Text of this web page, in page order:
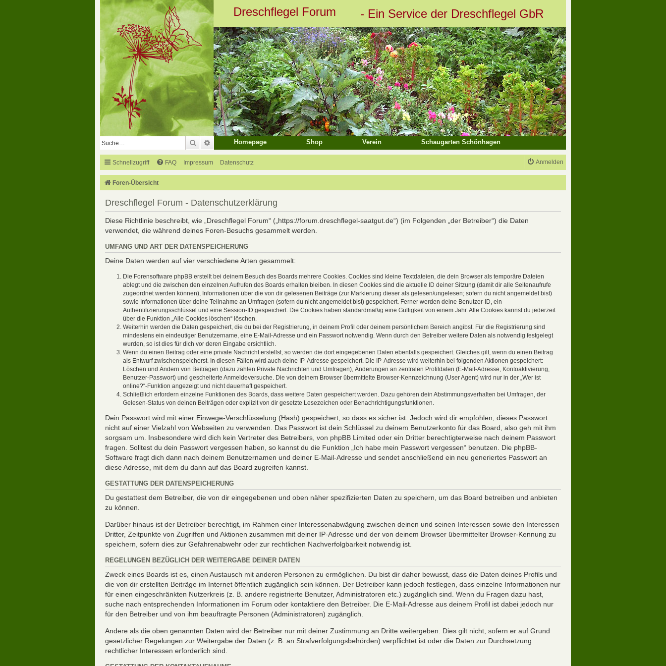
Dreschflegel Forum - Ein Service der Dreschflegel GbR
Suche Erweiterte Suche
Homepage Shop Verein Schaugarten Schönhagen
Schnellzugriff FAQ Impressum Datenschutz Anmelden
Foren-Übersicht
Dreschflegel Forum - Datenschutzerklärung
Diese Richtlinie beschreibt, wie „Dreschflegel Forum“ („https://forum.dreschflegel-saatgut.de“) (im Folgenden „der Betreiber“) die Daten
verwendet, die während deines Foren-Besuchs gesammelt werden.
UMFANG UND ART DER DATENSPEICHERUNG
Deine Daten werden auf vier verschiedene Arten gesammelt:
Die Forensoftware phpBB erstellt bei deinem Besuch des Boards mehrere Cookies. Cookies sind kleine Textdateien, die dein Browser als temporäre Dateien
ablegt und die zwischen den einzelnen Aufrufen des Boards erhalten bleiben. In diesen Cookies sind die aktuelle ID deiner Sitzung (damit dir alle Seitenaufrufe
zugeordnet werden können), Informationen über die von dir gelesenen Beiträge (zur Markierung dieser als gelesen/ungelesen; sofern du nicht angemeldet bist)
sowie Informationen über deine Teilnahme an Umfragen (sofern du nicht angemeldet bist) gespeichert. Ferner werden deine Benutzer-ID, ein
Authentifizierungsschlüssel und eine Session-ID gespeichert. Die Cookies haben standardmäßig eine Gültigkeit von einem Jahr. Alle Cookies kannst du jederzeit
über die Funktion „Alle Cookies löschen“ löschen.
Weiterhin werden die Daten gespeichert, die du bei der Registrierung, in deinem Profil oder deinem persönlichem Bereich angibst. Für die Registrierung sind
mindestens ein eindeutiger Benutzername, eine E-Mail-Adresse und ein Passwort notwendig. Wenn durch den Betreiber weitere Daten als notwendig festgelegt
wurden, so ist dies für dich vor deren Eingabe ersichtlich.
Wenn du einen Beitrag oder eine private Nachricht erstellst, so werden die dort eingegebenen Daten ebenfalls gespeichert. Gleiches gilt, wenn du einen Beitrag
als Entwurf zwischenspeicherst. In diesen Fällen wird auch deine IP-Adresse gespeichert. Die IP-Adresse wird weiterhin bei folgenden Aktionen gespeichert:
Löschen und Ändern von Beiträgen (dazu zählen Private Nachrichten und Umfragen), Änderungen an zentralen Profildaten (E-Mail-Adresse, Kontoaktivierung,
Benutzer-Passwort) und gescheiterte Anmeldeversuche. Die von deinem Browser übermittelte Browser-Kennzeichnung (User Agent) wird nur in der „Wer ist
online?“-Funktion angezeigt und nicht dauerhaft gespeichert.
Schließlich erfordern einzelne Funktionen des Boards, dass weitere Daten gespeichert werden. Dazu gehören dein Abstimmungsverhalten bei Umfragen, der
Gelesen-Status von deinen Beiträgen oder explizit von dir gesetzte Lesezeichen oder Benachrichtigungsfunktionen.
Dein Passwort wird mit einer Einwege-Verschlüsselung (Hash) gespeichert, so dass es sicher ist. Jedoch wird dir empfohlen, dieses Passwort
nicht auf einer Vielzahl von Webseiten zu verwenden. Das Passwort ist dein Schlüssel zu deinem Benutzerkonto für das Board, also geh mit ihm
sorgsam um. Insbesondere wird dich kein Vertreter des Betreibers, von phpBB Limited oder ein Dritter berechtigterweise nach deinem Passwort
fragen. Solltest du dein Passwort vergessen haben, so kannst du die Funktion „Ich habe mein Passwort vergessen“ benutzen. Die phpBB-
Software fragt dich dann nach deinem Benutzernamen und deiner E-Mail-Adresse und sendet anschließend ein neu generiertes Passwort an
diese Adresse, mit dem du dann auf das Board zugreifen kannst.
GESTATTUNG DER DATENSPEICHERUNG
Du gestattest dem Betreiber, die von dir eingegebenen und oben näher spezifizierten Daten zu speichern, um das Board betreiben und anbieten
zu können.
Darüber hinaus ist der Betreiber berechtigt, im Rahmen einer Interessenabwägung zwischen deinen und seinen Interessen sowie den Interessen
Dritter, Zeitpunkte von Zugriffen und Aktionen zusammen mit deiner IP-Adresse und der von deinem Browser übermittelter Browser-Kennung zu
speichern, sofern dies zur Gefahrenabwehr oder zur rechtlichen Nachverfolgbarkeit notwendig ist.
REGELUNGEN BEZÜGLICH DER WEITERGABE DEINER DATEN
Zweck eines Boards ist es, einen Austausch mit anderen Personen zu ermöglichen. Du bist dir daher bewusst, dass die Daten deines Profils und
die von dir erstellten Beiträge im Internet öffentlich zugänglich sein können. Der Betreiber kann jedoch festlegen, dass einzelne Informationen nur
für einen eingeschränkten Nutzerkreis (z. B. andere registrierte Benutzer, Administratoren etc.) zugänglich sind. Wenn du Fragen dazu hast,
suche nach entsprechenden Informationen im Forum oder kontaktiere den Betreiber. Die E-Mail-Adresse aus deinem Profil ist dabei jedoch nur
für den Betreiber und von ihm beauftragte Personen (Administratoren) zugänglich.
Andere als die oben genannten Daten wird der Betreiber nur mit deiner Zustimmung an Dritte weitergeben. Dies gilt nicht, sofern er auf Grund
gesetzlicher Regelungen zur Weitergabe der Daten (z. B. an Strafverfolgungsbehörden) verpflichtet ist oder die Daten zur Durchsetzung
rechtlicher Interessen erforderlich sind.